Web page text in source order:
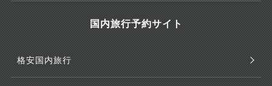
国内旅行予約サイト
格安国内旅行